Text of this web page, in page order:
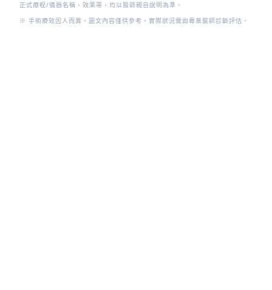
正式療程/儀器名稱、效果等，均以醫師親自說明為準。
※ 手術療效因人而異，圖文內容僅供參考，實際狀況需由專業醫師診斷評估。